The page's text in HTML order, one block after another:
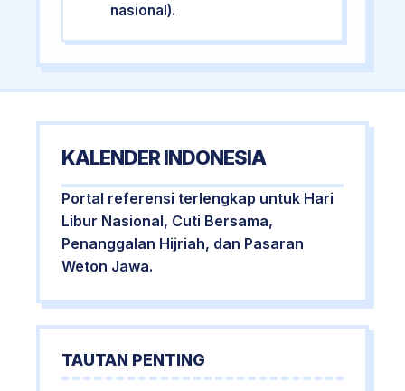
nasional).
KALENDER INDONESIA
Portal referensi terlengkap untuk Hari
Libur Nasional, Cuti Bersama,
Penanggalan Hijriah, dan Pasaran
Weton Jawa.
TAUTAN PENTING